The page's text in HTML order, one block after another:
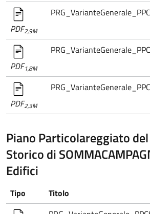
PDF2,9M
PDF1,8M
PDF2,3M
Piano Particolareggiato
Storico di
Edifici
Tipo
Titolo